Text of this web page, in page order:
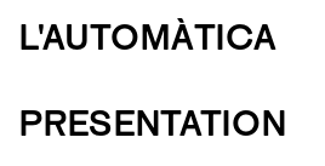
L'AUTOMÀTICA
PRESENTATION